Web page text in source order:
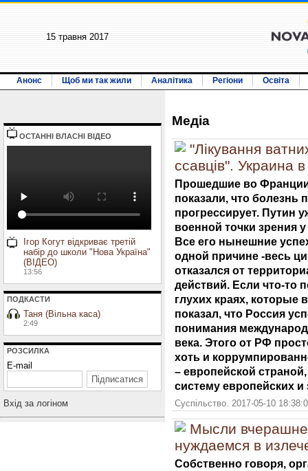
15 травня 2017
Анонс Щоб ми так жили Аналітика Регіони Освіта
ОСТАННI ВЛАСНI ВIДЕО
Ігор Когут відкриває третій
набір до школи "Нова Україна"
(ВІДЕО)
13:56
ПОДКАСТИ
Таня (Вільна каса)
2:49
РОЗСИЛКА
E-mail
Вхiд за логiном
Медiа
"Лікування
ссавців". Украина
Прошедшие во
показали, что болезнь
прогрессирует. Путин
военной точки зрения
Все его нынешние
одной причине -весь
отказался от
действий. Если что-то
глухих краях, которые
показал, что Россия
понимания
века. Этого от РФ
хоть и
– европейской
систему европейских
Суспільство. 2017-05-10
Мысли
нуждаемся в
Собственно говоря,